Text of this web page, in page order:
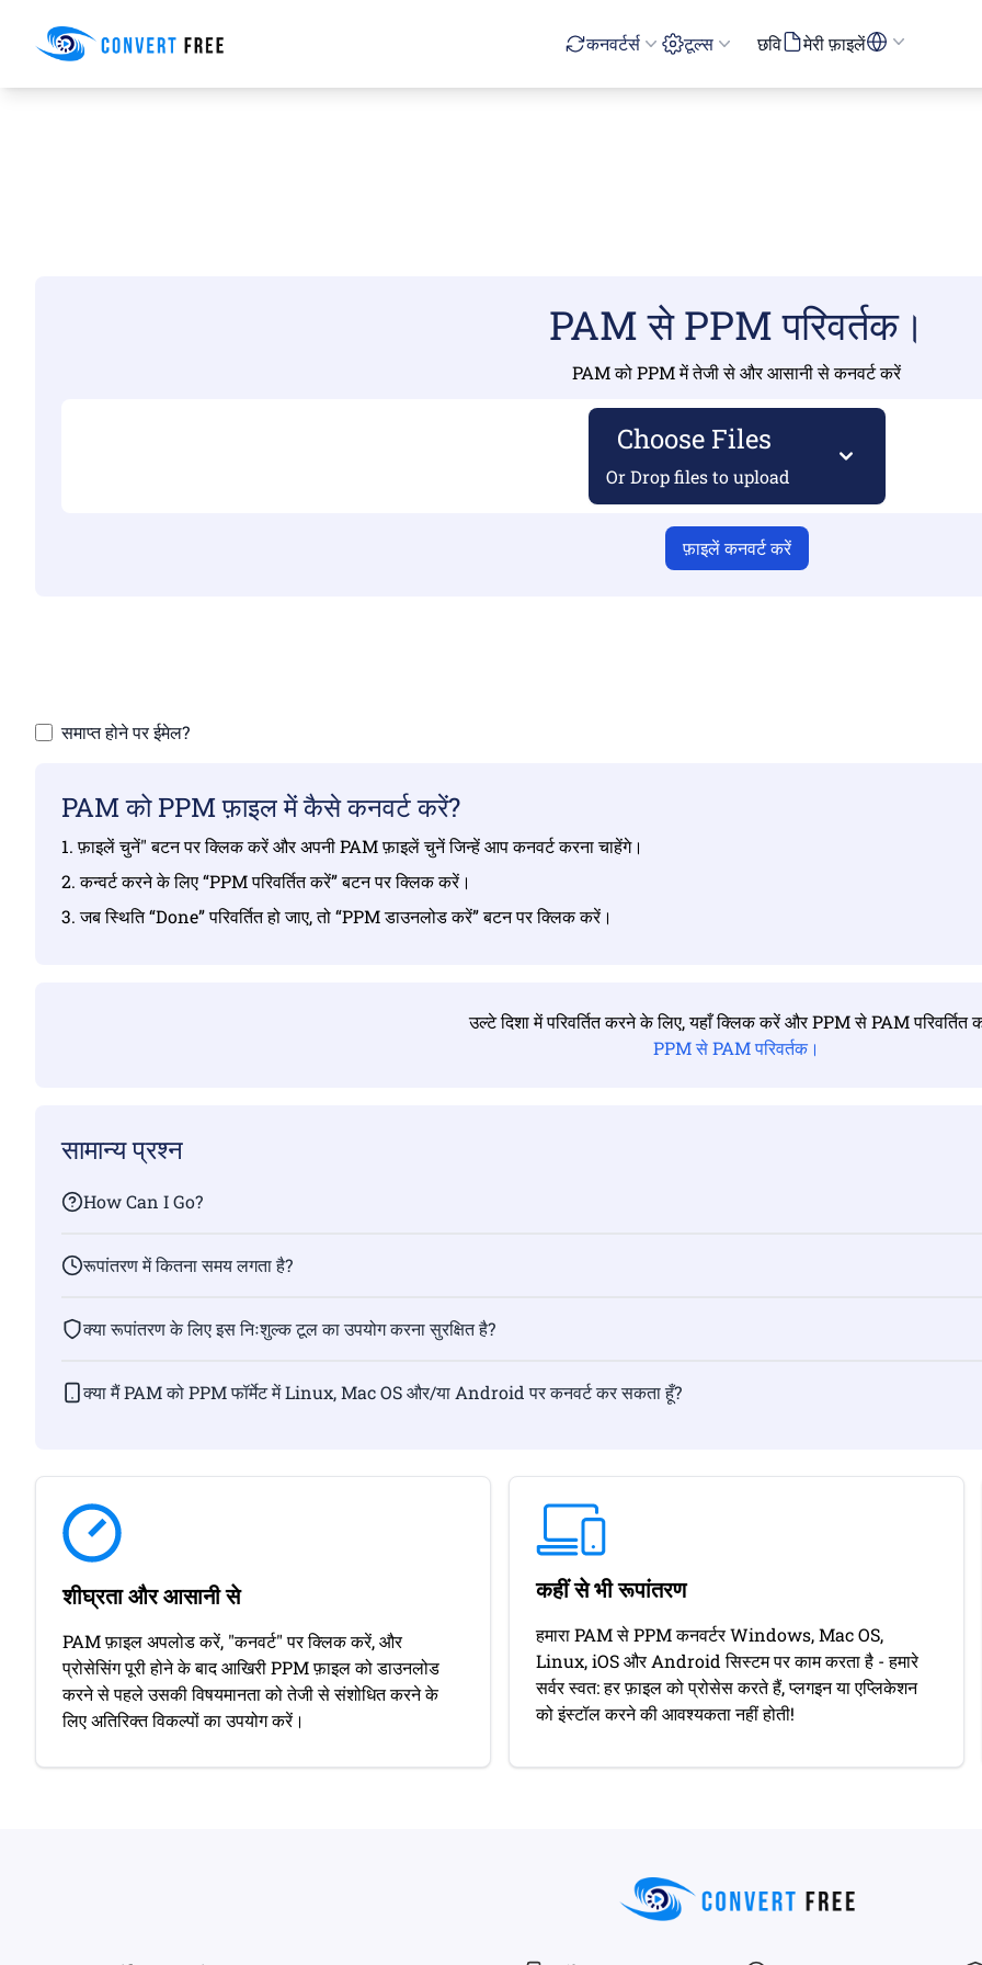
Convert Free कनवर्टर्स टूल्स छवि मेरी फ़ाइलें
PAM से PPM परिवर्तक।
PAM को PPM में तेजी से और आसानी से कनवर्ट करें
Choose Files
Or Drop files to upload
फ़ाइलें कनवर्ट करें
समाप्त होने पर ईमेल?
PAM को PPM फ़ाइल में कैसे कनवर्ट करें?
1. फ़ाइलें चुनें" बटन पर क्लिक करें और अपनी PAM फ़ाइलें चुनें जिन्हें आप कनवर्ट करना चाहेंगे।
2. कन्वर्ट करने के लिए “PPM परिवर्तित करें” बटन पर क्लिक करें।
3. जब स्थिति “Done” परिवर्तित हो जाए, तो “PPM डाउनलोड करें” बटन पर क्लिक करें।
उल्टे दिशा में परिवर्तित करने के लिए, यहाँ क्लिक करें और PPM से PAM परिवर्तित
PPM से PAM परिवर्तक।
सामान्य प्रश्न
How Can I Go?
रूपांतरण में कितना समय लगता है?
क्या रूपांतरण के लिए इस निःशुल्क टूल का उपयोग करना सुरक्षित है?
क्या मैं PAM को PPM फॉर्मेट में Linux, Mac OS और/या Android पर कनवर्ट कर सकता हूँ?
शीघ्रता और आसानी से
PAM फ़ाइल अपलोड करें, "कनवर्ट" पर क्लिक करें, और
प्रोसेसिंग पूरी होने के बाद आखिरी PPM फ़ाइल को डाउनलोड
करने से पहले उसकी विषयमानता को तेजी से संशोधित करने के
लिए अतिरिक्त विकल्पों का उपयोग करें।
कहीं से भी रूपांतरण
हमारा PAM से PPM कनवर्टर Windows, Mac OS,
Linux, iOS और Android सिस्टम पर काम करता है - हमारे
सर्वर स्वत: हर फ़ाइल को प्रोसेस करते हैं, प्लगइन या एप्लिकेशन
को इंस्टॉल करने की आवश्यकता नहीं होती!